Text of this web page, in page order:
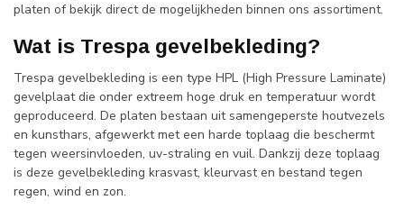
platen of bekijk direct de mogelijkheden binnen ons assortiment.
Wat is Trespa gevelbekleding?
Trespa gevelbekleding is een type HPL (High Pressure Laminate)
gevelplaat die onder extreem hoge druk en temperatuur wordt
geproduceerd. De platen bestaan uit samengeperste houtvezels
en kunsthars, afgewerkt met een harde toplaag die beschermt
tegen weersinvloeden, uv-straling en vuil. Dankzij deze toplaag
is deze gevelbekleding krasvast, kleurvast en bestand tegen
regen, wind en zon.